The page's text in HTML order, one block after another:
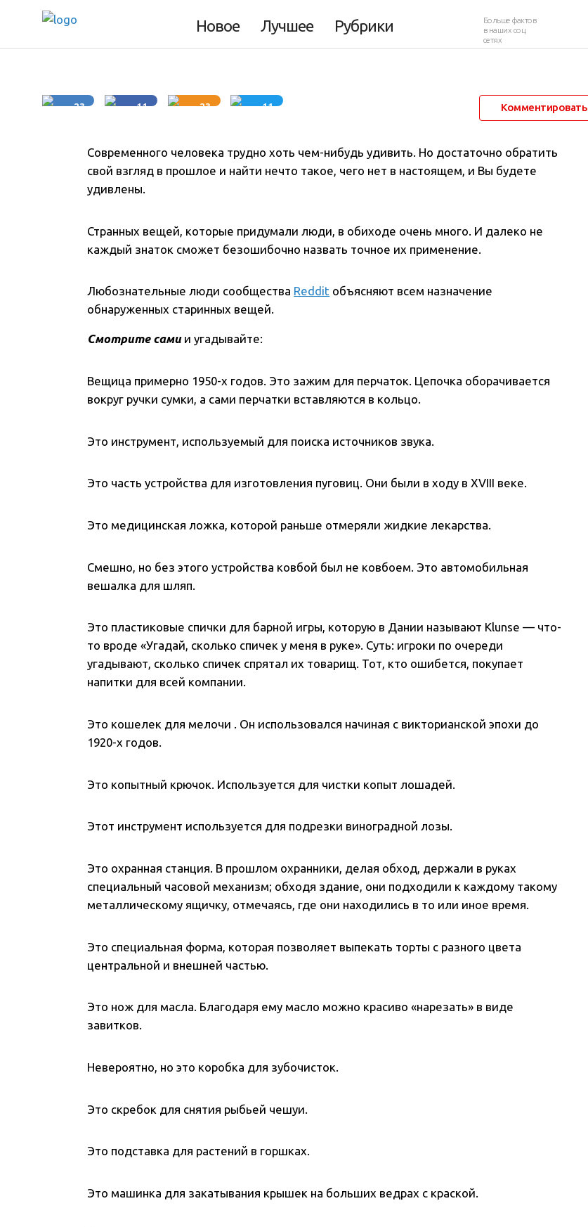
Новое Лучшее Рубрики
Больше фактов
в наших соц.
сетях
23 11 23 11 Комментировать
Современного человека трудно хоть чем-нибудь удивить. Но достаточно обратить
свой взгляд в прошлое и найти нечто такое, чего нет в настоящем, и Вы будете
удивлены.
Странных вещей, которые придумали люди, в обиходе очень много. И далеко не
каждый знаток сможет безошибочно назвать точное их применение.
Любознательные люди сообщества Reddit объясняют всем назначение
обнаруженных старинных вещей.
Смотрите самии угадывайте:
Вещица примерно 1950-х годов. Это зажим для перчаток. Цепочка оборачивается
вокруг ручки сумки, а сами перчатки вставляются в кольцо.
Это инструмент, используемый для поиска источников звука.
Это часть устройства для изготовления пуговиц. Они были в ходу в XVIII веке.
Это медицинская ложка, которой раньше отмеряли жидкие лекарства.
Смешно, но без этого устройства ковбой был не ковбоем. Это автомобильная
вешалка для шляп.
Это пластиковые спички для барной игры, которую в Дании называют Klunse — что-
то вроде «Угадай, сколько спичек у меня в руке». Суть: игроки по очереди
угадывают, сколько спичек спрятал их товарищ. Тот, кто ошибется, покупает
напитки для всей компании.
Это кошелек для мелочи . Он использовался начиная с викторианской эпохи до
1920-х годов.
Это копытный крючок. Используется для чистки копыт лошадей.
Этот инструмент используется для подрезки виноградной лозы.
Это охранная станция. В прошлом охранники, делая обход, держали в руках
специальный часовой механизм; обходя здание, они подходили к каждому такому
металлическому ящичку, отмечаясь, где они находились в то или иное время.
Это специальная форма, которая позволяет выпекать торты с разного цвета
центральной и внешней частью.
Это нож для масла. Благодаря ему масло можно красиво «нарезать» в виде
завитков.
Невероятно, но это коробка для зубочисток.
Это скребок для снятия рыбьей чешуи.
Это подставка для растений в горшках.
Это машинка для закатывания крышек на больших ведрах с краской.